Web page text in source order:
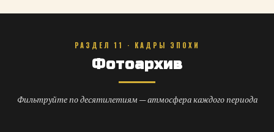
РАЗДЕЛ 11 · КАДРЫ ЭПОХИ
Фотоархив
Фильтруйте по десятилетиям — атмосфера каждого периода